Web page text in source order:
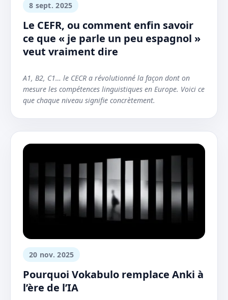
8 sept. 2025
Le CEFR, ou comment enfin savoir
ce que « je parle un peu espagnol »
veut vraiment dire
A1, B2, C1… le CECR a révolutionné la façon dont on
mesure les compétences linguistiques en Europe. Voici ce
que chaque niveau signifie concrètement.
20 nov. 2025
Pourquoi Vokabulo remplace Anki à
l’ère de l’IA